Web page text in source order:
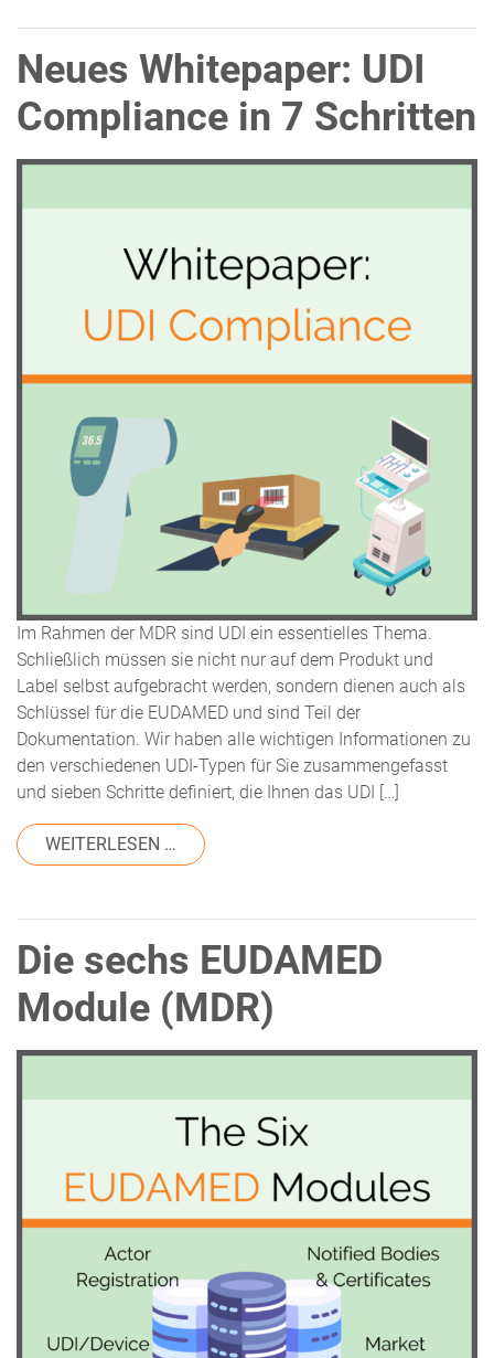
Neues Whitepaper: UDI
Compliance in 7 Schritten
Im Rahmen der MDR sind UDI ein essentielles Thema.
Schließlich müssen sie nicht nur auf dem Produkt und
Label selbst aufgebracht werden, sondern dienen auch als
Schlüssel für die EUDAMED und sind Teil der
Dokumentation. Wir haben alle wichtigen Informationen zu
den verschiedenen UDI-Typen für Sie zusammengefasst
und sieben Schritte definiert, die Ihnen das UDI […]
WEITERLESEN … FROM NEUES WHITEPAPER: UDI
Die sechs EUDAMED
Module (MDR)